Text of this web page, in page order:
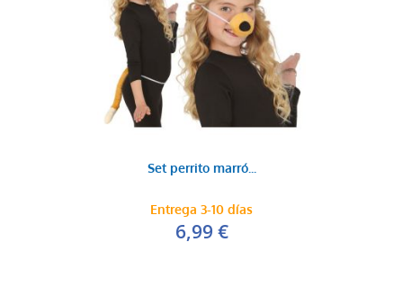
Set perrito marró...
Entrega 3-10 días
6,99 €